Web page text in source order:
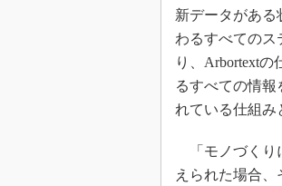
新データがあ
わるすべてのス
り、Arbortext
るすべての情
れている仕組み
「モノづくり
えられた場合